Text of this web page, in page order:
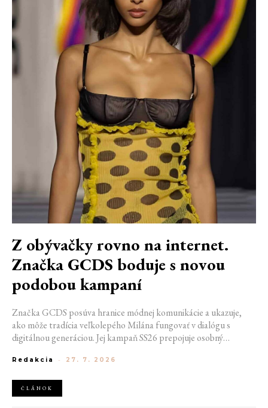
Z obývačky rovno na internet.
Značka GCDS boduje s novou
podobou kampaní
Značka GCDS posúva hranice módnej komunikácie a ukazuje,
ako môže tradícia veľkolepého Milána fungovať v dialógu s
digitálnou generáciou. Jej kampaň SS26 prepojuje osobný
spôsob, akým dnes módu vnímame a zdieľame. Zároveň
trendy a vytvárať autentické spojenie medzi módou, digitálnym
prostredím a každodenným životom mladej generácie.
Redakcia - 27. 7. 2026
ČLÁNOK